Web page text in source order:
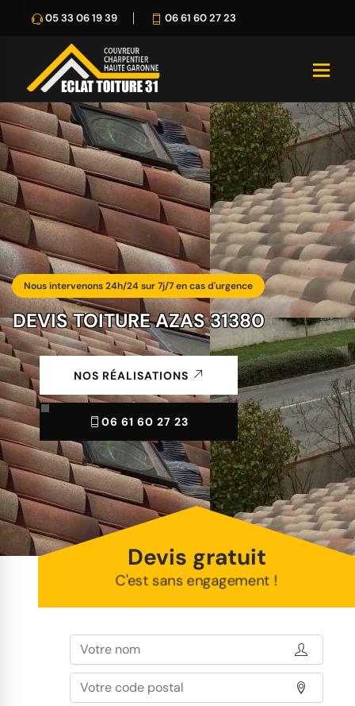
05 33 06 19 39 06 61 60 27 23
Nous intervenons 24h/24 sur 7j/7 en cas d'urgence
DEVIS TOITURE AZAS 31380
NOS RÉALISATIONS
06 61 60 27 23
Devis gratuit
C'est sans engagement !